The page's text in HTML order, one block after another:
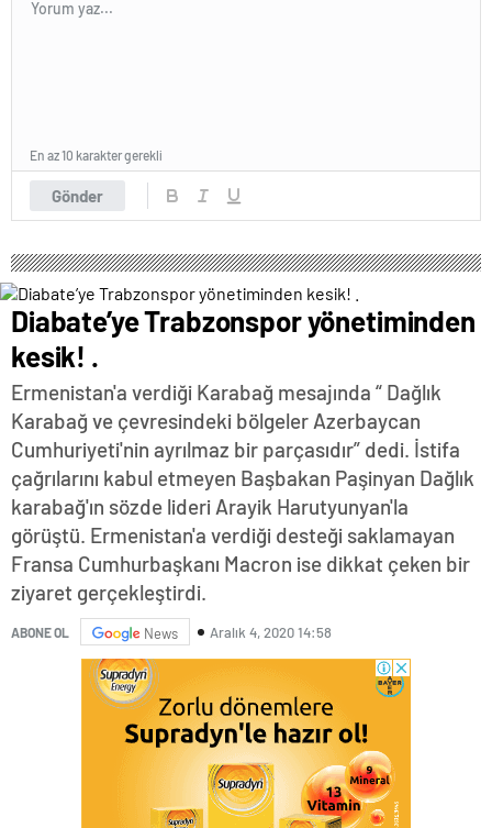
Gönder
En az 10 karakter gerekli
Diabate’ye Trabzonspor yönetiminden
kesik! .
Ermenistan'a verdiği Karabağ mesajında “ Dağlık
Karabağ ve çevresindeki bölgeler Azerbaycan
Cumhuriyeti'nin ayrılmaz bir parçasıdır” dedi. İstifa
çağrılarını kabul etmeyen Başbakan Paşinyan Dağlık
karabağ'ın sözde lideri Arayik Harutyunyan'la
görüştü. Ermenistan'a verdiği desteği saklamayan
Fransa Cumhurbaşkanı Macron ise dikkat çeken bir
ziyaret gerçekleştirdi.
ABONE OL News Aralık 4, 2020 14:58